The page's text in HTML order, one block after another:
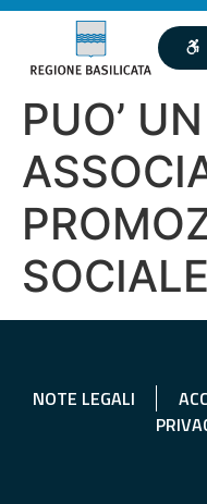
PUO’
NOTE LEGALI